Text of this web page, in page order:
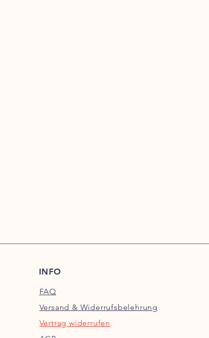
INFO
FAQ
Versand & Widerrufsbelehrung
Vertrag widerrufen